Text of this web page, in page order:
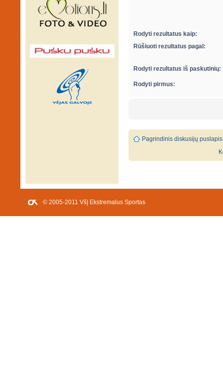
Rodyti rezultatus kaip:
Rūšiuoti rezultatus pagal:
Rodyti rezultatus iš paskutinių:
Rodyti pirmus:
Pagrindinis diskusijų puslapis
© 2005-2011 VšĮ Ekstremalus Sportas